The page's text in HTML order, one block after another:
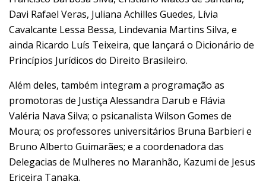
Davi Rafael Veras, Juliana Achilles Guedes, Lívia
Cavalcante Lessa Bessa, Lindevania Martins Silva, e
ainda Ricardo Luís Teixeira, que lançará o Dicionário de
Princípios Jurídicos do Direito Brasileiro.
Além deles, também integram a programação as
promotoras de Justiça Alessandra Darub e Flávia
Valéria Nava Silva; o psicanalista Wilson Gomes de
Moura; os professores universitários Bruna Barbieri e
Bruno Alberto Guimarães; e a coordenadora das
Delegacias de Mulheres no Maranhão, Kazumi de Jesus
Ericeira Tanaka.